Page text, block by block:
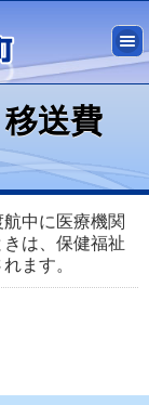
送費
中に医療機関
は、保健福祉
ます。